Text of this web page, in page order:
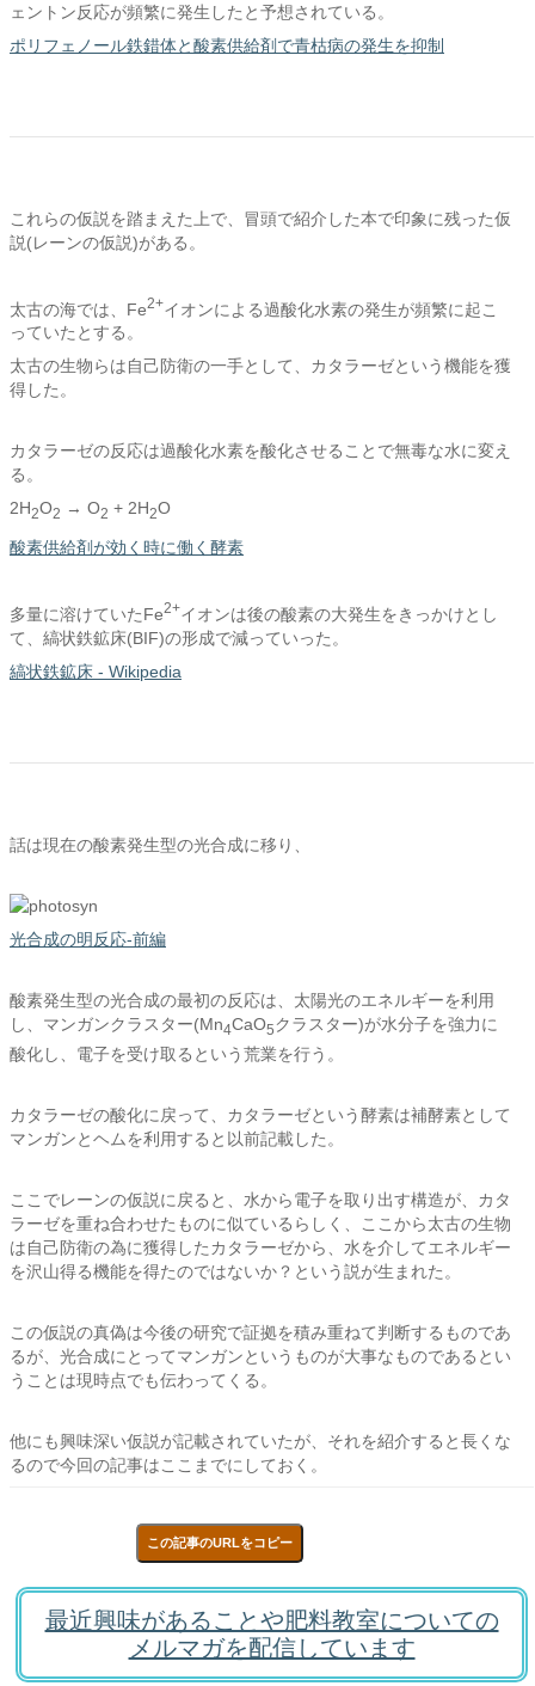
ェントン反応が頻繁に発生したと予想されている。
ポリフェノール鉄錯体と酸素供給剤で青枯病の発生を抑制
これらの仮説を踏まえた上で、冒頭で紹介した本で印象に残った仮
説(レーンの仮説)がある。
太古の海では、Fe2+イオンによる過酸化水素の発生が頻繁に起こ
っていたとする。
太古の生物らは自己防衛の一手として、カタラーゼという機能を獲
得した。
カタラーゼの反応は過酸化水素を酸化させることで無毒な水に変え
る。
2H2O2 → O2 + 2H2O
酸素供給剤が効く時に働く酵素
多量に溶けていたFe2+イオンは後の酸素の大発生をきっかけとし
て、縞状鉄鉱床(BIF)の形成で減っていった。
縞状鉄鉱床 - Wikipedia
話は現在の酸素発生型の光合成に移り、
光合成の明反応-前編
酸素発生型の光合成の最初の反応は、太陽光のエネルギーを利用
し、マンガンクラスター(Mn4CaO5クラスター)が水分子を強力に
酸化し、電子を受け取るという荒業を行う。
カタラーゼの酸化に戻って、カタラーゼという酵素は補酵素として
マンガンとヘムを利用すると以前記載した。
ここでレーンの仮説に戻ると、水から電子を取り出す構造が、カタ
ラーゼを重ね合わせたものに似ているらしく、ここから太古の生物
は自己防衛の為に獲得したカタラーゼから、水を介してエネルギー
を沢山得る機能を得たのではないか？という説が生まれた。
この仮説の真偽は今後の研究で証拠を積み重ねて判断するものであ
るが、光合成にとってマンガンというものが大事なものであるとい
うことは現時点でも伝わってくる。
他にも興味深い仮説が記載されていたが、それを紹介すると長くな
るので今回の記事はここまでにしておく。
この記事のURLをコピー
最近興味があることや肥料教室についての
メルマガを配信しています